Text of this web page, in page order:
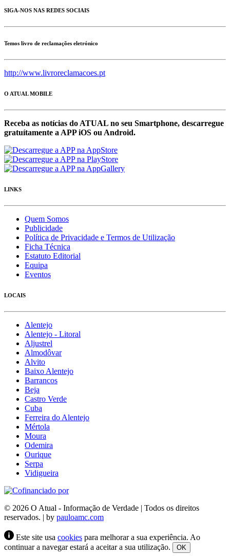
SIGA-NOS NAS REDES SOCIAIS
Temos livro de reclamações eletrónico
http://www.livroreclamacoes.pt
O ATUAL MOBILE
Receba as notícias do ATUAL no seu Smartphone, descarregue
gratuítamente a APP iOS ou Android.
LINKS
Quem Somos
Publicidade
Política de Privacidade e Termos de Utilização
Ficha Técnica
Estatuto Editorial
Equipa
Eventos
LOCAIS
Alentejo
Alentejo - Litoral
Aljustrel
Almodôvar
Alvito
Baixo Alentejo
Barrancos
Beja
Castro Verde
Cuba
Ferreira do Alentejo
Mértola
Moura
Odemira
Ourique
Serpa
Vidigueira
© 2026 O Atual - Informação de Verdade | Todos os direitos
reservados. | by pauloamc.com
Este site usa cookies para melhorar a sua experiência. Ao
continuar a navegar estará a aceitar a sua utilização.
OK